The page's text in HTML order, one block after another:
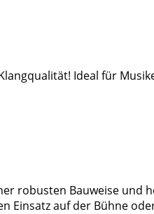
Ideal für
robusten Bauweise und
Einsatz auf der Bühne